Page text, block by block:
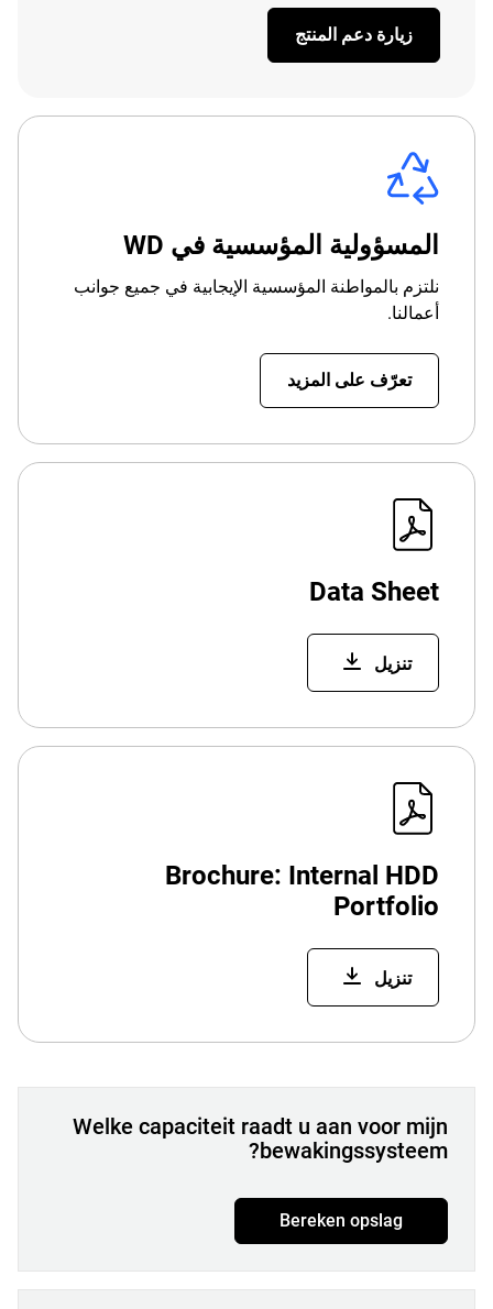
زيارة دعم المنتج
المسؤولية المؤسسية في WD
نلتزم بالمواطنة المؤسسية الإيجابية في جميع جوانب
أعمالنا.
تعرّف على المزيد
Data Sheet
تنزيل
Brochure: Internal HDD
Portfolio
تنزيل
Welke capaciteit raadt u aan voor mijn
bewakingssysteem?
Bereken opslag